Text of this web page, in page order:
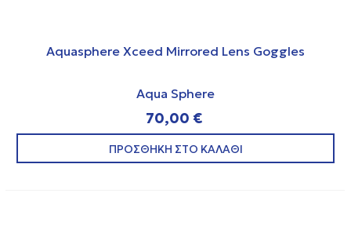
Aquasphere Xceed Mirrored Lens Goggles
Aqua Sphere
70,00 €
ΠΡΟΣΘΗΚΗ ΣΤΟ ΚΑΛΑΘΙ